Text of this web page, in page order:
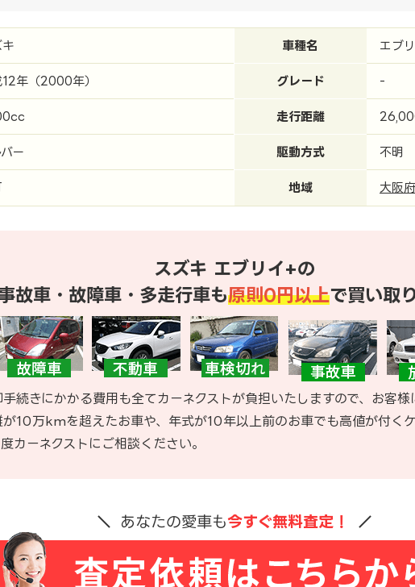
車種名 エブ
年（2000年） グレード -
走行距離
ー 駆動方式 不明
地域 大阪府
スズキ エブリイ+の
故車・故障車・多走行車も原則0円以上で買い取
続きにかかる費用も全てカーネクストが負担いたしますので、お客
が10万kmを超えたお車や、年式が10年以上前のお車でも高値が付く
カーネクストにご相談ください。
あなたの愛車も今すぐ無料査定！